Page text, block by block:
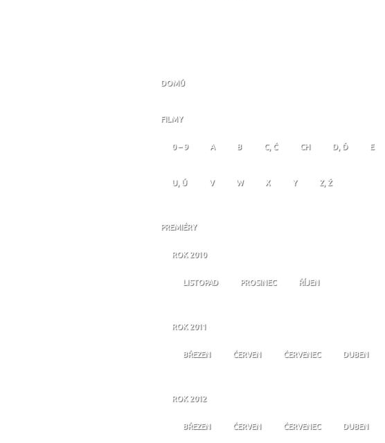
DOMŮ
FILMY
0 – 9 A B C, Č CH D, Ď E
U, Ú V W X Y Z, Ž
PREMIÉRY
ROK 2010
LISTOPAD PROSINEC ŘÍJEN
ROK 2011
BŘEZEN ČERVEN ČERVENEC DUBEN
ROK 2012
BŘEZEN ČERVEN ČERVENEC DUBEN